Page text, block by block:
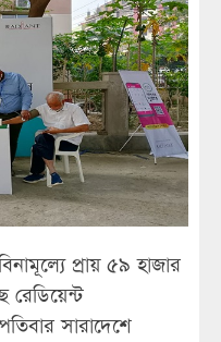
প্রায় ৫৯ হাজার
রেডিয়েন্ট
সারাদেশে